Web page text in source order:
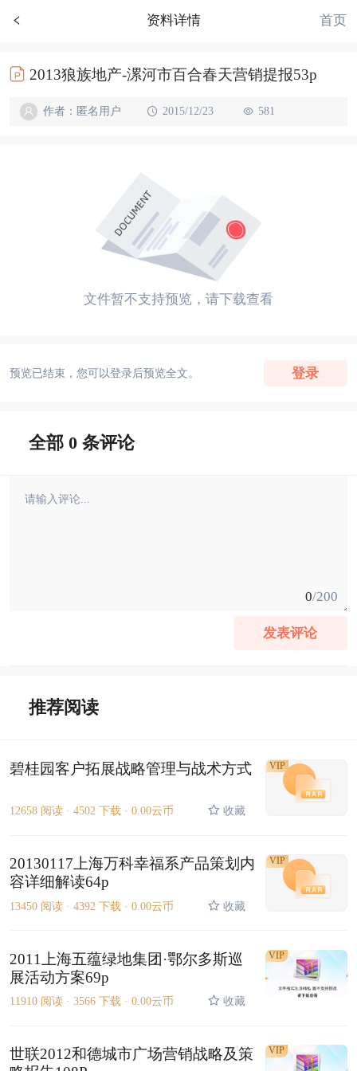
资料详情 首页
2013狼族地产-漯河市百合春天营销提报53p
作者：匿名用户 2015/12/23 581
文件暂不支持预览，请下载查看
预览已结束，您可以登录后预览全文。 登录
全部 0 条评论
0/200
发表评论
推荐阅读
碧桂园客户拓展战略管理与战术方式
12658 阅读 · 4502 下载 · 0.00云币 收藏
VIP
20130117上海万科幸福系产品策划内
容详细解读64p
13450 阅读 · 4392 下载 · 0.00云币 收藏
VIP
2011上海五蕴绿地集团·鄂尔多斯巡
展活动方案69p
11910 阅读 · 3566 下载 · 0.00云币 收藏
VIP
世联2012和德城市广场营销战略及策
VIP